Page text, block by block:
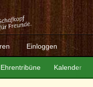
Einloggen
Ehrentribüne Kalender